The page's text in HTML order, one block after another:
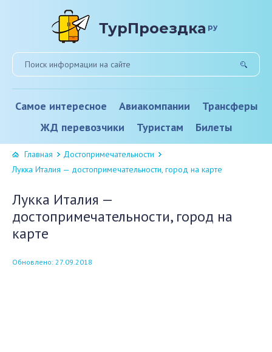
ТурПроездка ру
Самое интересное Авиакомпании
Трансферы
ЖД перевозчики
Туристам Билеты
Главная
Достопримечательности
Лукка Италия — достопримечательности, город на карте
Лукка Италия —
достопримечательности, город на
карте
Обновлено: 27.09.2018